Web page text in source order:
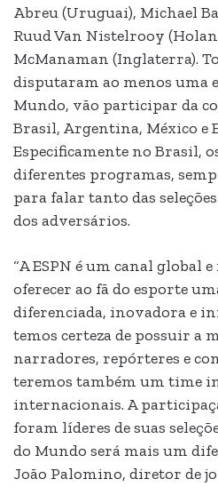
Abreu (Uruguai), Michael
Ruud Van Nistelrooy
McManaman (Inglaterra).
disputaram ao menos uma
Mundo, vão participar da
Brasil, Argentina, México e
Especificamente no Brasil,
diferentes programas,
para falar tanto das
dos adversários.
“A ESPN é um canal global
oferecer ao fã do esporte
diferenciada, inovadora e
temos certeza de possuir a
narradores, repórteres e
teremos também um time
internacionais. A
foram líderes de suas
do Mundo será mais um
João Palomino, diretor de